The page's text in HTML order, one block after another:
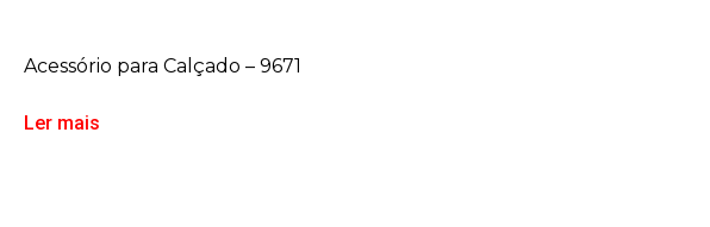
Acessório para Calçado – 9671
Ler mais